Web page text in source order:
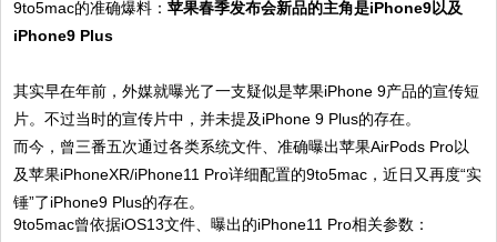
9to5mac的准确爆料：苹果春季发布会新品的主角是iPhone9以及
iPhone9 Plus
其实早在年前，外媒就曝光了一支疑似是苹果iPhone 9产品的宣传短
片。不过当时的宣传片中，并未提及iPhone 9 Plus的存在。
而今，曾三番五次通过各类系统文件、准确曝出苹果AirPods Pro以
及苹果iPhoneXR/iPhone11 Pro详细配置的9to5mac，近日又再度“实
锤”了iPhone9 Plus的存在。
9to5mac曾依据iOS13文件、曝出的iPhone11 Pro相关参数：